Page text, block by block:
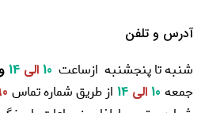
آدرس و تلفن
شنبه تا پنجشنبه ازساعت 10 الی
جمعه
الی از طریق شماره تماس